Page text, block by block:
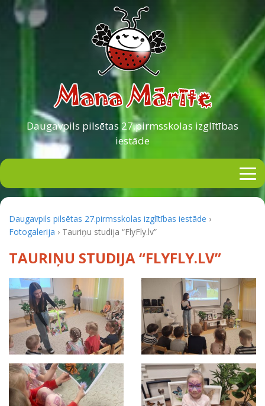
Daugavpils pilsētas 27.pirmsskolas izglītības
iestāde
Daugavpils pilsētas 27.pirmsskolas izglītības iestāde ›
Fotogalerija › Tauriņu studija “FlyFly.lv”
TAURIŅU STUDIJA “FLYFLY.LV”